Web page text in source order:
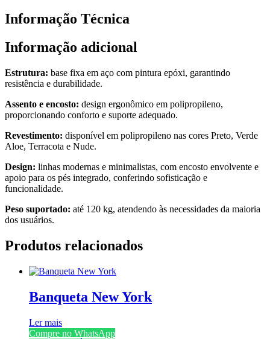
Informação Técnica
Informação adicional
Estrutura: base fixa em aço com pintura epóxi, garantindo
resistência e durabilidade.
Assento e encosto: design ergonômico em polipropileno,
proporcionando conforto e suporte adequado.
Revestimento: disponível em polipropileno nas cores Preto, Verde
Aloe, Terracota e Nude.
Design: linhas modernas e minimalistas, com encosto envolvente e
apoio para os pés integrado, conferindo sofisticação e
funcionalidade.
Peso suportado: até 120 kg, atendendo às necessidades da maioria
dos usuários.
Produtos relacionados
Banqueta New York
Ler mais
Compre no WhatsApp